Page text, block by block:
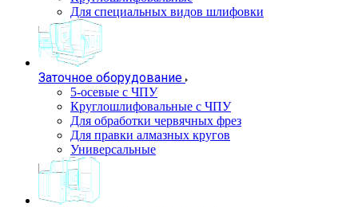
Для специальных видов шлифовки
Заточное оборудование
5-осевые с ЧПУ
Круглошлифовальные с ЧПУ
Для обработки червячных фрез
Для правки алмазных кругов
Универсальные